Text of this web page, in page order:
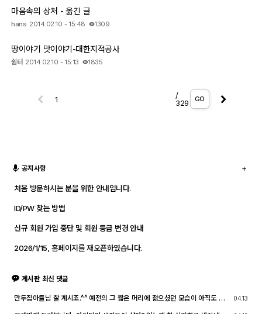
마음속의 상처 - 옮긴 글
hans 2014.02.10 - 15:48 1309
땅이야기 맛이야기-대한지적공사
쉼터 2014.02.10 - 15:13 1835
/
329
GO
공지사항
처음 방문하시는 분을 위한 안내입니다.
ID/PW 찾는 방법
신규 회원 가입 중단 및 회원 등급 변경 안내
2026/1/15, 홈페이지를 재오픈하였습니다.
게시판 최신 댓글
만두집아들님 잘 계시죠.^^ 예전의 그 짧은 머리에 젊으셨던 모습이 아직도 기
04.13